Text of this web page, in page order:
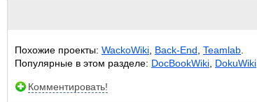
Похожие проекты: WackoWiki Back-End Teamlab
Популярные в этом разделе: DocBookWiki DokuWiki
Комментировать!